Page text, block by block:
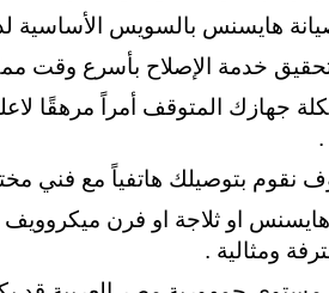
صيانة هايسنس بالسويس
لتحقيق خدمة الإصلاح بأسرع
جهازك المتوقف أمراً مرهقًا
نقوم بتوصيلك هاتفياً مع
او ثلاجة او فرن
ومثالية .